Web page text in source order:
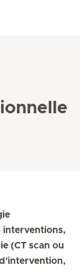
interventions,
(CT scan ou